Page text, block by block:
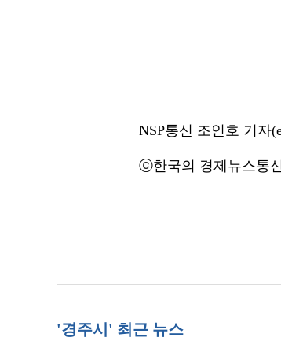
NSP통신 조인호 기자
ⓒ한국의 경제뉴스통
'경주시' 최근 뉴스